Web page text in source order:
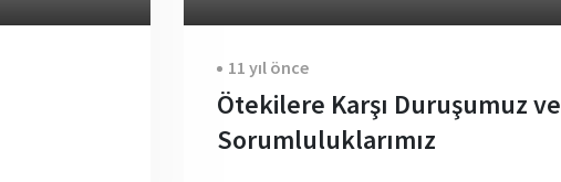
11 yıl önce
Ötekilere Karşı Duruşumuz ve
Sorumluluklarımız